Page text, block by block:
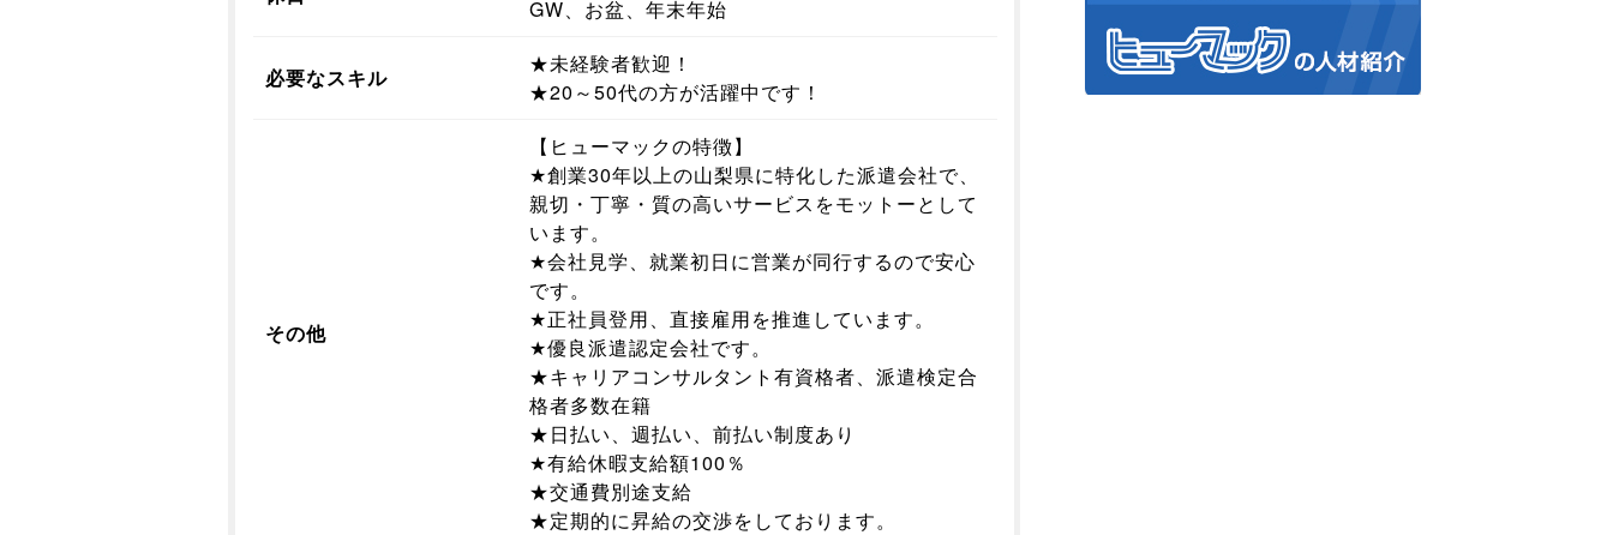
GW、お盆、年末年始
必要なスキル
★未経験者歓迎！
★20～50代の方が活躍中です！
その他
【ヒューマックの特徴】
★創業30年以上の山梨県に特化した派遣会社で、
親切・丁寧・質の高いサービスをモットーとして
います。
★会社見学、就業初日に営業が同行するので安心
です。
★正社員登用、直接雇用を推進しています。
★優良派遣認定会社です。
★キャリアコンサルタント有資格者、派遣検定合
格者多数在籍
★日払い、週払い、前払い制度あり
★有給休暇支給額100％
★交通費別途支給
★定期的に昇給の交渉をしております。